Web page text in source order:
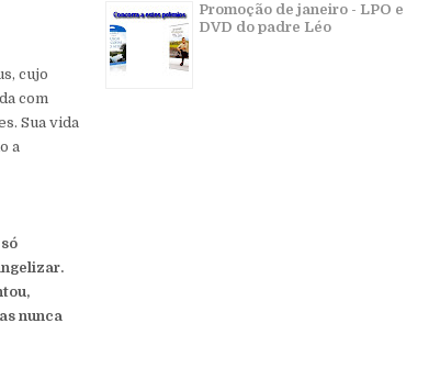
cujo
com
Sua vida
a
nunca
Promoção de janeiro - LPO e
DVD do padre Léo